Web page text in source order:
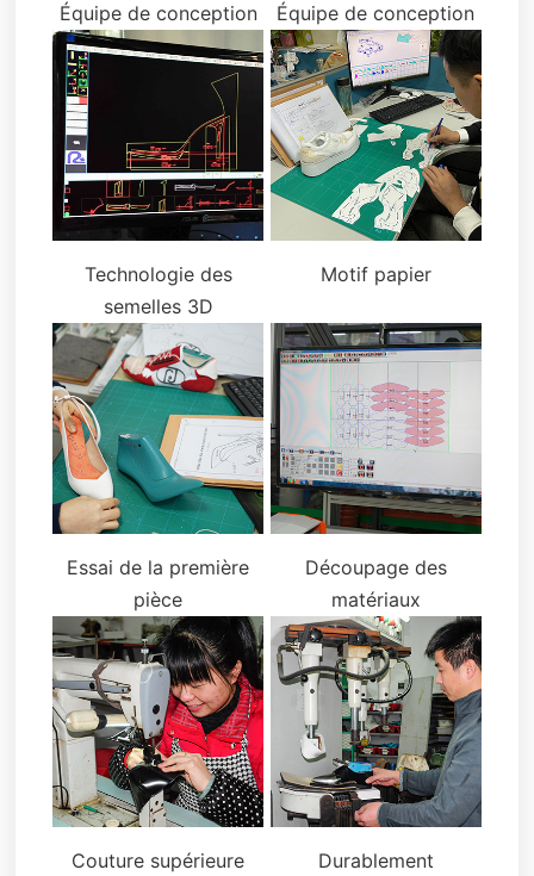
Équipe de conception Équipe de conception
Technologie des
semelles 3D
Motif papier
Essai de la première
pièce
Découpage des
matériaux
Couture supérieure Durablement